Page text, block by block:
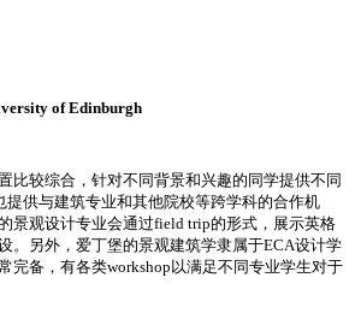
of Edinburgh
较综合，针对不同背景和兴趣的同学提供不同
提供与建筑专业和其他院校等跨学科的合作机
景观设计专业会通过field trip的形式，展示英格
。另外，爱丁堡的景观建筑学隶属于ECA设计学
完备，有各类workshop以满足不同专业学生对于